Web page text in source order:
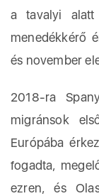
a tavalyi
menedékkérő
és november
2018-ra
migránsok
Európába
fogadta,
ezren, és